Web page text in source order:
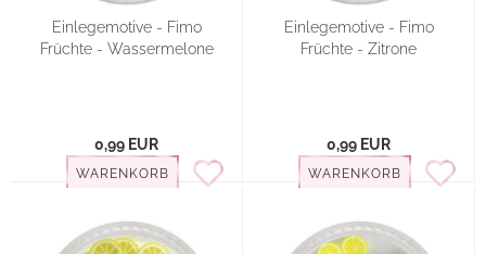
Einlegemotive - Fimo
Früchte - Wassermelone
0,99 EUR
WARENKORB
Einlegemotive - Fimo
Früchte - Zitrone
0,99 EUR
WARENKORB